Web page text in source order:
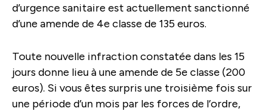
d’urgence sanitaire est actuellement sanctionné
d’une amende de 4e classe de 135 euros.
Toute nouvelle infraction constatée dans les 15
jours donne lieu à une amende de 5e classe (200
euros). Si vous êtes surpris une troisième fois sur
une période d’un mois par les forces de l’ordre,